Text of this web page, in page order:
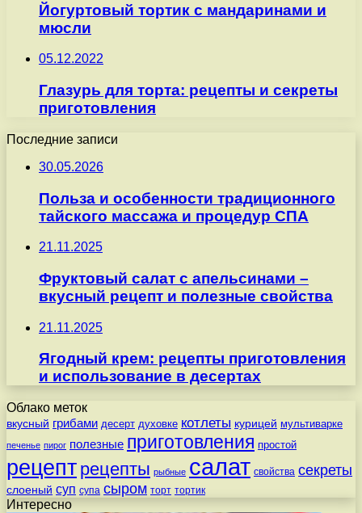
Йогуртовый тортик с мандаринами и
мюсли
05.12.2022
Глазурь для торта: рецепты и секреты
приготовления
Последние записи
30.05.2026
Польза и особенности традиционного
тайского массажа и процедур СПА
21.11.2025
Фруктовый салат с апельсинами –
вкусный рецепт и полезные свойства
21.11.2025
Ягодный крем: рецепты приготовления
и использование в десертах
Облако меток
вкусный грибами десерт духовке котлеты курицей мультиварке
печенье пирог полезные приготовления простой
рецепт рецепты рыбные салат свойства секреты
слоеный суп супа сыром торт тортик
Интересно